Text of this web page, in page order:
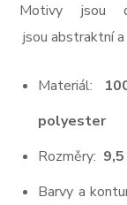
Motivy jsou
jsou abstraktní
Materiál:
polyester
Rozměry:
Barvy a